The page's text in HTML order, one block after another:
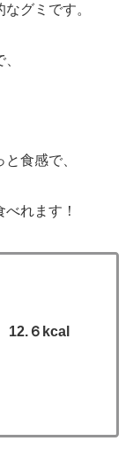
グミです。
食感で、
れます！
12.６kcal